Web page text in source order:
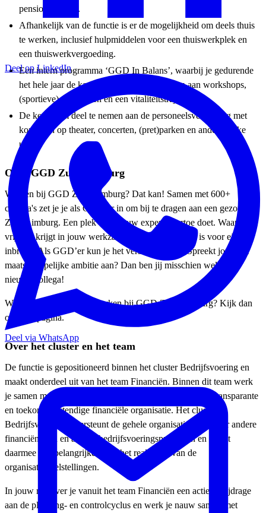
pensioenpremie.
Afhankelijk van de functie is er de mogelijkheid om deels thuis
te werken, inclusief hulpmiddelen voor een thuiswerkplek en
een thuiswerkvergoeding.
Een intern programma ‘GGD In Balans’, waarbij je gedurende
het hele jaar de kans krijgt om deel te nemen aan workshops,
(sportieve) activiteiten en een vitaliteitstraject.
De keuze om deel te nemen aan de personeelsvereniging met
kortingen op theater, concerten, (pret)parken en andere leuke
uitjes.
Over GGD Zuid-Limburg
Werken bij GGD Zuid-Limburg? Dat kan! Samen met 600+
collega's zet je je als GGD’er in om bij te dragen aan een gezonder
Zuid-Limburg. Een plek waar jouw expertise ertoe doet. Waar je de
vrijheid krijgt in jouw werkzaamheden en er ruimte is voor eigen
inbreng. Als GGD’er kun je het verschil maken. Spreekt jou deze
maatschappelijke ambitie aan? Dan ben jij misschien wel onze
nieuwe collega!
Wil je meer weten over werken bij GGD Zuid-Limburg? Kijk dan
op onze pagina.
Over het cluster en het team
De functie is gepositioneerd binnen het cluster Bedrijfsvoering en
maakt onderdeel uit van het team Financiën. Binnen dit team werk
je samen met betrokken collega’s aan een betrouwbare, transparante
en toekomstbestendige financiële organisatie. Het cluster
Bedrijfsvoering ondersteunt de gehele organisatie met onder andere
financiën, HR en andere bedrijfsvoeringsprocessen en speelt
daarmee een belangrijke rol in het realiseren van de
organisatiedoelstellingen.
In jouw rol lever je vanuit het team Financiën een actieve bijdrage
aan de planning- en controlcyclus en werk je nauw samen met
Deel op LinkedIn
Deel via WhatsApp